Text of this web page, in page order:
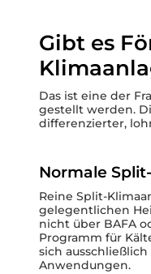
Gibt es
Das ist eine der
gestellt werden.
differenzierter,
Normale
Reine Split-
gelegentlichen
nicht über BAFA
Programm für
sich
Anwendungen.